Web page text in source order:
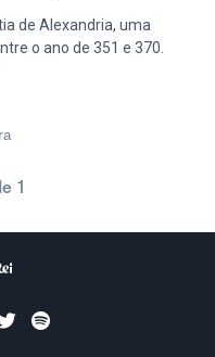
de Alexandria, uma
o ano de 351 e 370.
1